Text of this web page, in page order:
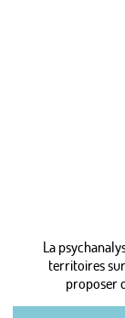
La
territoires
proposer